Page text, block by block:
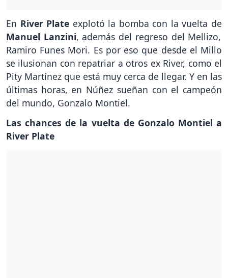
En River Plate explotó la bomba con la vuelta de
Manuel Lanzini, además del regreso del Mellizo,
Ramiro Funes Mori. Es por eso que desde el Millo
se ilusionan con repatriar a otros ex River, como el
Pity Martínez que está muy cerca de llegar. Y en las
últimas horas, en Núñez sueñan con el campeón
del mundo, Gonzalo Montiel.
Las chances de la vuelta de Gonzalo Montiel a
River Plate